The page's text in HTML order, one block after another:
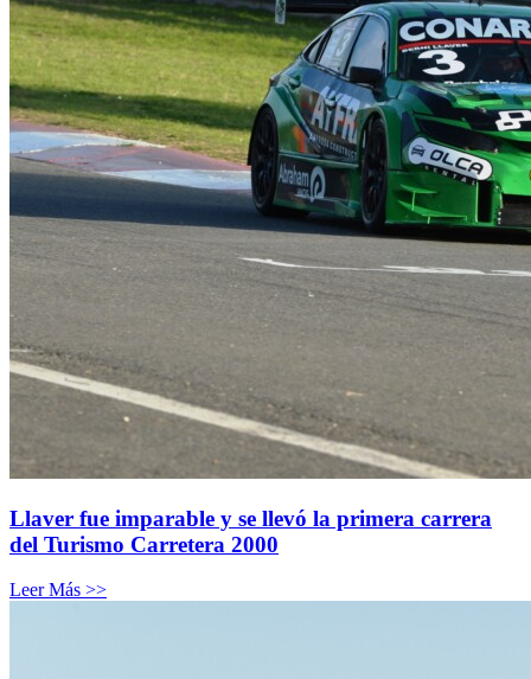
Llaver fue imparable y se llevó la primera carrera
del Turismo Carretera 2000
Leer Más >>